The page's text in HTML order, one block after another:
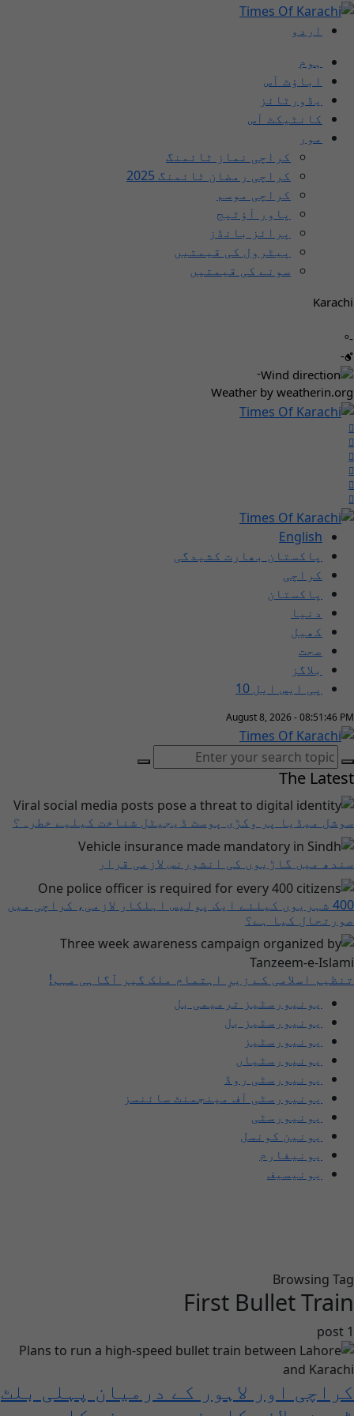
اردو
ہوم
اباؤٹ اَس
یڈورٹائز
کانٹیکٹ اَس
مور
کراچی نماز ٹائمنگ
کراچی رمضان ٹائمنگ 2025
کراچی موسم
پاور آؤٹیج
پرائز بانڈز
پیٹرول کی قیمتیں
سونے کی قیمتیں
Karachi
-º
-
-
Weather by weatherin.org
English
پاکستان بھارت کشیدگی
کراچی
پاکستان
دنیا
کھیل
صحت
بلاگز
پی ایس ایل 10
August 8, 2026 - 08:51:46 PM
The Latest
سوشل میڈیا پر وکڑی پوسٹ ڈیجیٹل شناخت کیلیے خطرہ؟
سندھ میں گاڑیوں کی انشورنس لازمی قرار
400 شہریوں کیلئے ایک پولیس اہلکار لازمی، کراچی میں
صورتحال کیا ہے؟
تنظیم اسلامی کے زیرِ اہتمام ملک گیر آگاہی مہم!
یونیورسٹیز ترمیمی بل
یونیورسٹیز بل
یونیورسٹیز
یونیورسٹیاں
یونیورسٹی روڈ
یونیورسٹی آف مینجمنٹ سائنسز
یونیورسٹی
یونین کونسل
یونیفارم
یونیسیف
Browsing Tag
First Bullet Train
1 post
کراچی اور لاہور کے درمیان پہلی بلٹ